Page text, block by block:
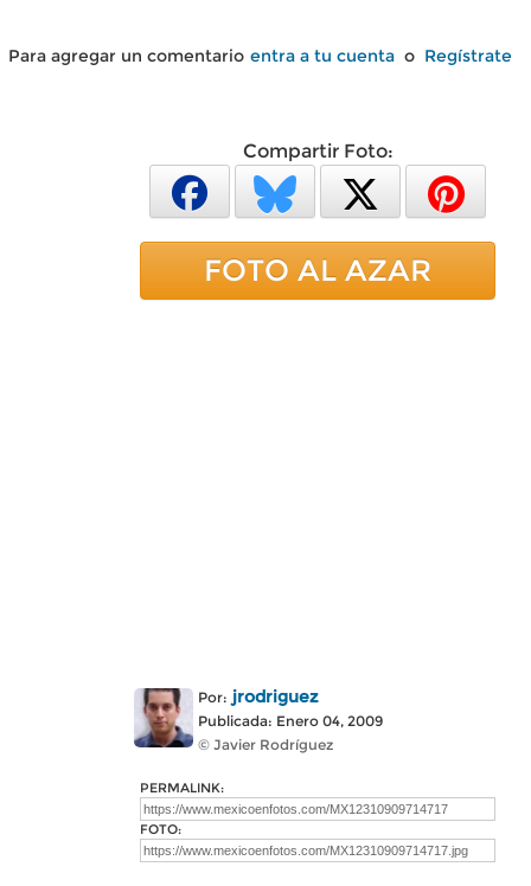
Para agregar un comentario entra a tu cuenta o Regístrate
Compartir Foto:
FOTO AL AZAR
Por: jrodriguez
Publicada: Enero 04, 2009
© Javier Rodríguez
PERMALINK:
FOTO: